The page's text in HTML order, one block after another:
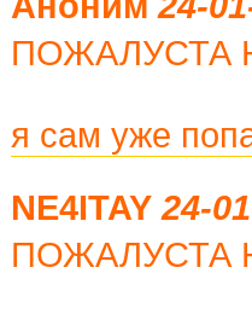
ПОЖАЛУСТА
я сам уже
NE4ITAY24-
ПОЖАЛУСТА